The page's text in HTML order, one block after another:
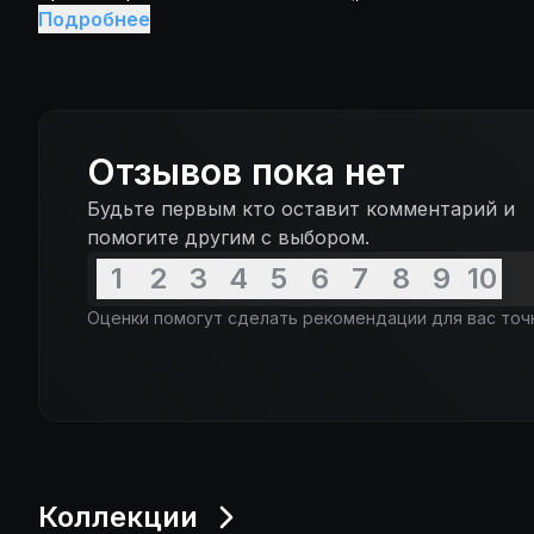
поведение ей не поможет, и вместе с новыми
Подробнее
Отзывов пока нет
Будьте первым кто оставит комментарий и
помогите другим с выбором.
1 2 3 4 5 6 7 8 9 10
Оценки помогут сделать рекомендации для вас
Коллекции